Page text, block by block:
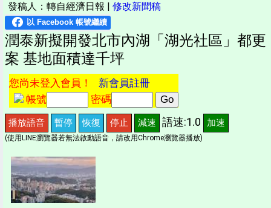
發稿人：轉自經濟日報 | 修改新聞稿
潤泰新擬開發北市內湖「湖光社區」都更
案 基地面積達千坪
您尚未登入會員！ 新會員註冊
帳號
密碼
播放語音 暫停 恢復 停止 減速 語速:1.0 加速
(使用LINE瀏覽器若無法啟動語音，請改用Chrome瀏覽器播放)